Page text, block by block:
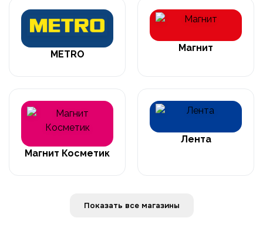
METRO
Магнит
Магнит Косметик
Лента
Показать все магазины